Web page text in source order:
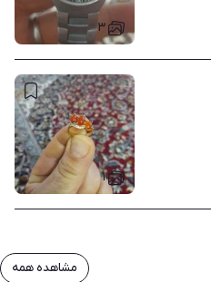
۳
۱
مشاهده همه